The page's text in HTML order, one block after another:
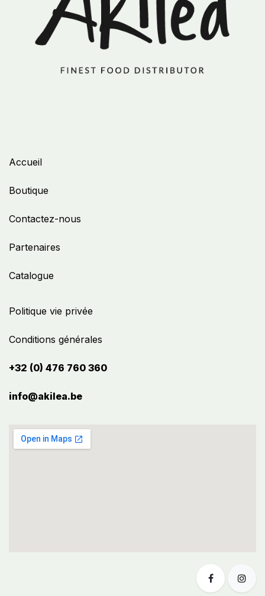
Politique vie privée
Conditions générales
+32 (0) 476 760 360
info@akilea.be​
Accueil
Boutique
Contactez-nous
Partenaires
Catalogue